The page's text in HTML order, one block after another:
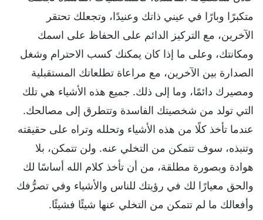
متكبرًا وبارًا في عيني ذاتك وعنيدًا، وتجعلك تحتقر
الآخرين، مع التركيز الدائم على الحفاظ على اسمك
ومكانتك، وعلى ما إذا كان يمكنك كسب الاحترام وشغل
الصدارة بين الآخرين، مع مراعاة تطلعاتك المستقبلية
ومصيرك دائمًا، وما إلى ذلك. جميع هذه الأشياء هي تلك
التي تولد من شخصيتك الفاسدة وتتطرق إلى مصالحك.
عندما تأخذ كلًا من هذه الأشياء وتحلله وتراه على حقيقته
وتنبذه، سوف تتمكن من التخلي عنه. ولن تتمكن، بلا
هوادة وبصورة مطلقة، من أن تأخذ كلام الله أساسًا لك
والحق معيارًا لك في رؤيتك للناس والأشياء وفي تصرُّفك
وأفعالك ما لم تتمكن من التخلي عنها شيئًا فشيئًا.